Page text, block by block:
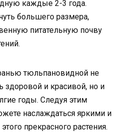
каждые 2-3 года.
большего размера,
питательную почву
тюльпановидной не
здоровой и красивой, но и
годы. Следуя этим
наслаждаться яркими и
прекрасного растения.